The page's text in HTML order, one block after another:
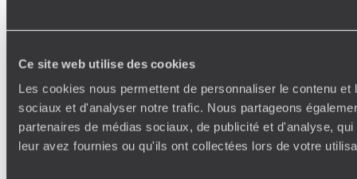
Ce site web utilise des cookies
Les cookies nous permettent de personnaliser le contenu
sociaux et d'analyser notre trafic. Nous partageons
partenaires de médias sociaux, de publicité et d'analyse,
leur avez fournies ou qu'ils ont collectées lors de votre